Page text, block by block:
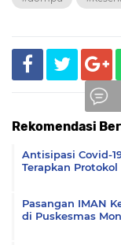
Rekomendasi
Antisipasi Covid-
Terapkan Protokol
Pasangan IMAN
di Puskesmas